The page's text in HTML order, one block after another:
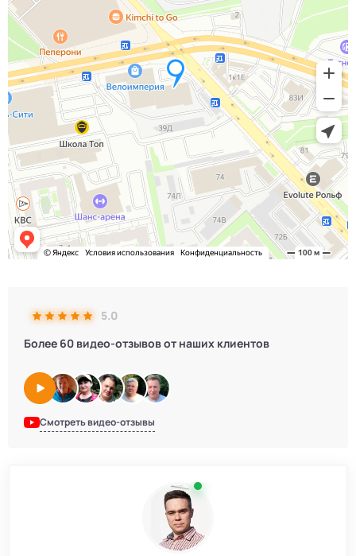
5.0
Более 60 видео-отзывов от наших клиентов
Смотреть видео-отзывы